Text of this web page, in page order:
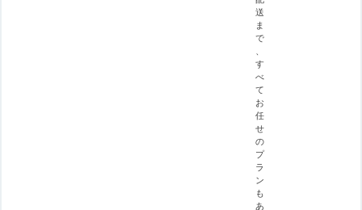
送
ま
で
す
べ
て
お
任
せ
の
プ
ラ
ン
も
あ